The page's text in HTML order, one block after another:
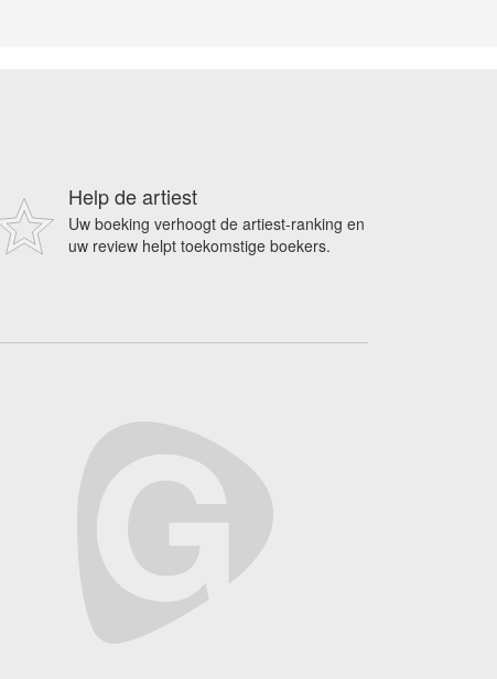
Help de artiest
Uw boeking verhoogt de artiest-ranking en
uw review helpt toekomstige boekers.